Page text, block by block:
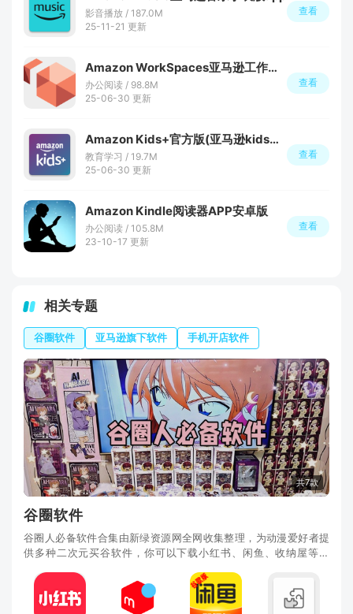
影音播放 / 187.0M
25-11-21 更新
查看
Amazon WorkSpaces亚马逊工作空间app安卓版
办公阅读 / 98.8M
25-06-30 更新
查看
Amazon Kids+官方版(亚马逊kids教育APP)
教育学习 / 19.7M
25-06-30 更新
查看
Amazon Kindle阅读器APP安卓版
办公阅读 / 105.8M
23-10-17 更新
查看
相关专题
谷圈软件 亚马逊旗下软件 手机开店软件
共7款
谷圈软件
谷圈人必备软件合集由新绿资源网全网收集整理，为动漫爱好者提
供多种二次元买谷软件，你可以下载小红书、闲鱼、收纳屋等软
可以下载使用！